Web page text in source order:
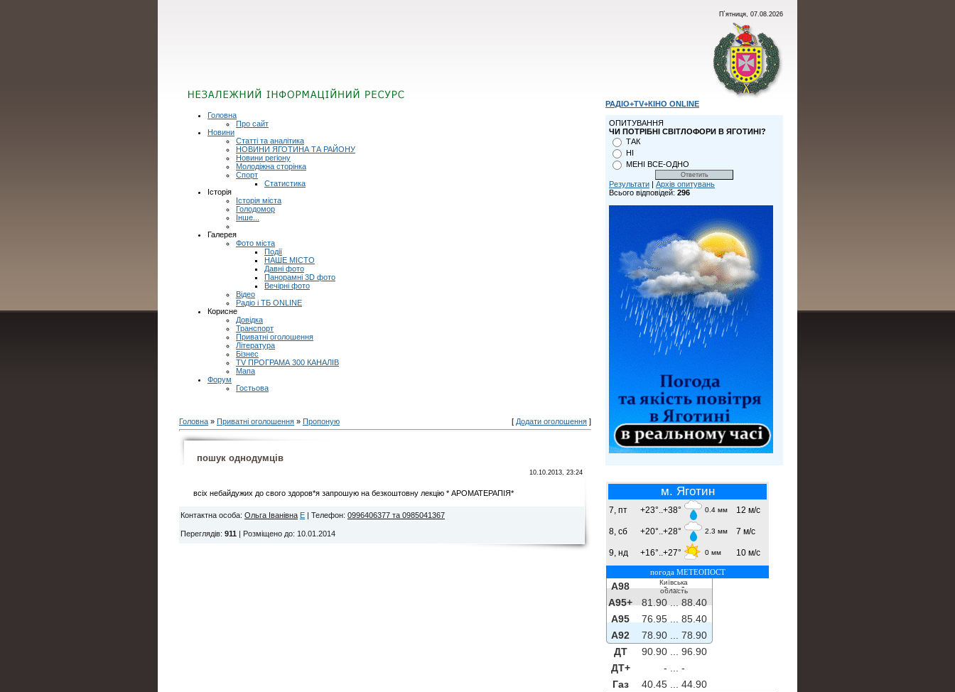
П`ятниця, 07.08.2026
Головна
Про сайт
Новини
Статті та аналітика
НОВИНИ ЯГОТИНА ТА РАЙОНУ
Новини регіону
Молодіжна сторінка
Спорт
Статистика
Історія
Історія міста
Голодомор
Інше...
Галерея
Фото міста
Події
НАШЕ МІСТО
Давні фото
Панорамні 3D фото
Вечірні фото
Відео
Радіо і ТБ ONLINE
Корисне
Довідка
Транспорт
Приватні оголошення
Література
Бізнес
TV ПРОГРАМА 300 КАНАЛІВ
Мапа
Форум
Гостьова
Головна » Приватні оголошення » Пропоную [ Додати оголошення ]
пошук однодумців
10.10.2013, 23:24
всіх небайдужих до свого здоров*я запрошую на безкоштовну лекцію * АРОМАТЕРАПІЯ*
Контактна особа: Ольга Іванівна E Телефон: 0996406377 та 0985041367
Переглядів: 911 Розміщено до: 10.01.2014
РАДІО+TV+КІНО ONLINE
ОПИТУВАННЯ
ЧИ ПОТРІБНІ СВІТЛОФОРИ В ЯГОТИНІ?
ТАК
НІ
МЕНІ ВСЕ-ОДНО
Результати | Архів опитувань
Всього відповідей: 296
м. Яготин
7, пт +23°..+38° 0.4 мм 12 м/с
8, сб +20°..+28° 2.3 мм 7 м/с
9, нд +16°..+27° 0 мм 10 м/с
погода МЕТЕОПОСТ
Київська
область
A98 - ...-
A95+
81.90 ...
88.40
A95
76.95 ...
85.40
A92
78.90 ...
78.90
ДТ
90.90 ...
96.90
ДТ+
- ...
-
Газ
40.45 ... 44.90